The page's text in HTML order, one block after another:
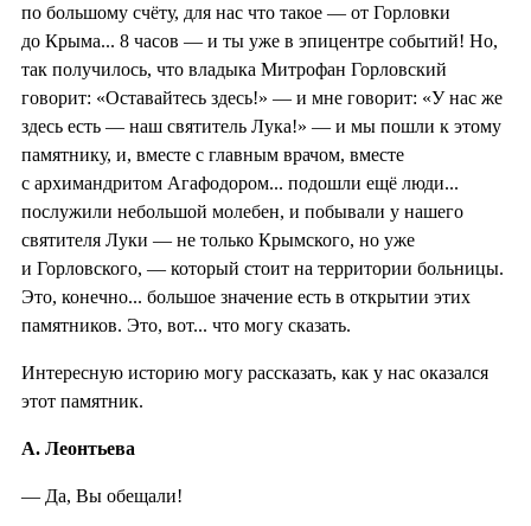
по большому счёту, для нас что такое — от Горловки
до Крыма... 8 часов — и ты уже в эпицентре событий! Но,
так получилось, что владыка Митрофан Горловский
говорит: «Оставайтесь здесь!» — и мне говорит: «У нас же
здесь есть — наш святитель Лука!» — и мы пошли к этому
памятнику, и, вместе с главным врачом, вместе
с архимандритом Агафодором... подошли ещё люди...
послужили небольшой молебен, и побывали у нашего
святителя Луки — не только Крымского, но уже
и Горловского, — который стоит на территории больницы.
Это, конечно... большое значение есть в открытии этих
памятников. Это, вот... что могу сказать.
Интересную историю могу рассказать, как у нас оказался
этот памятник.
А. Леонтьева
— Да, Вы обещали!